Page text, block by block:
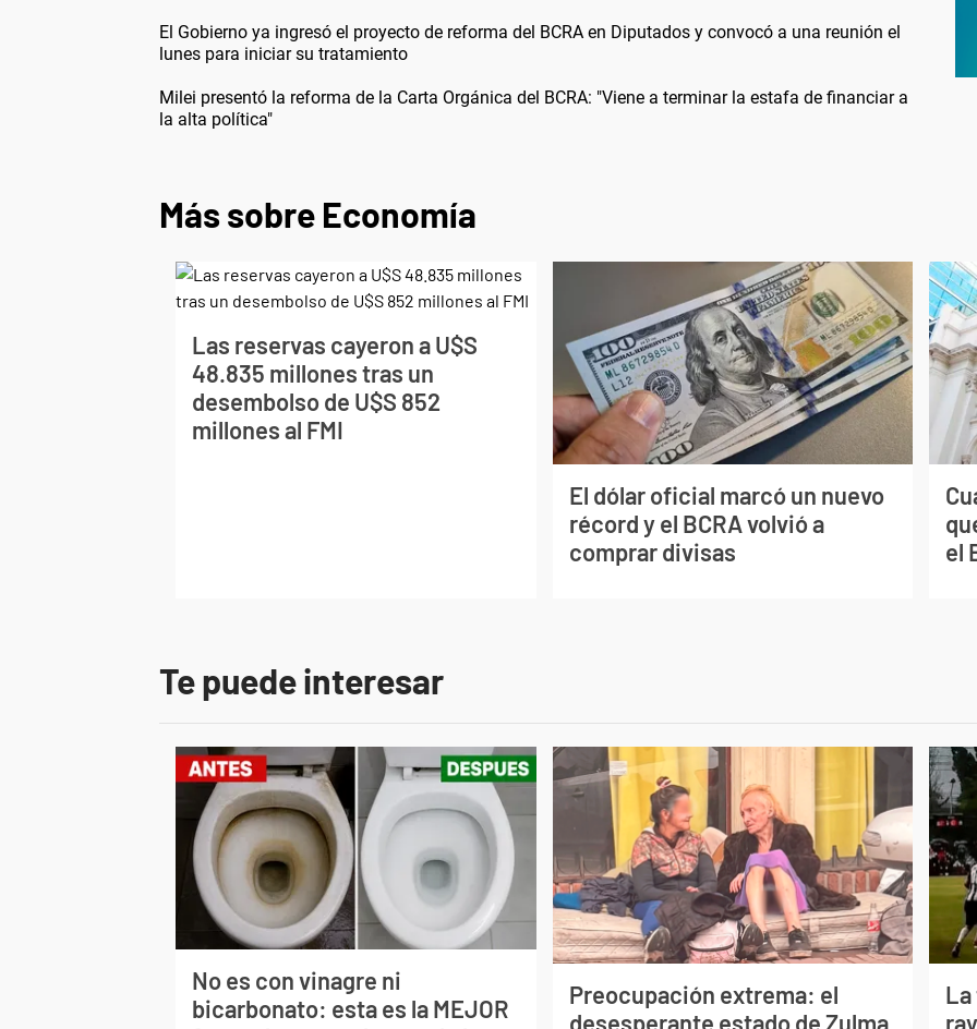
El Gobierno ya ingresó el proyecto de reforma del BCRA en Diputados y convocó a una reunión el
lunes para iniciar su tratamiento
Milei presentó la reforma de la Carta Orgánica del BCRA: "Viene a terminar la estafa de financiar a
la alta política"
Más sobre Economía
Las reservas cayeron a U$S
48.835 millones tras un
desembolso de U$S 852
millones al FMI
El dólar oficial marcó un nuevo
récord y el BCRA volvió a
comprar divisas
el
Te puede interesar
No es con vinagre ni
bicarbonato: esta es la MEJOR
Preocupación extrema: el
desesperante estado de Zulma